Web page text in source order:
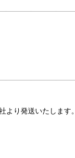
より発送いたします。